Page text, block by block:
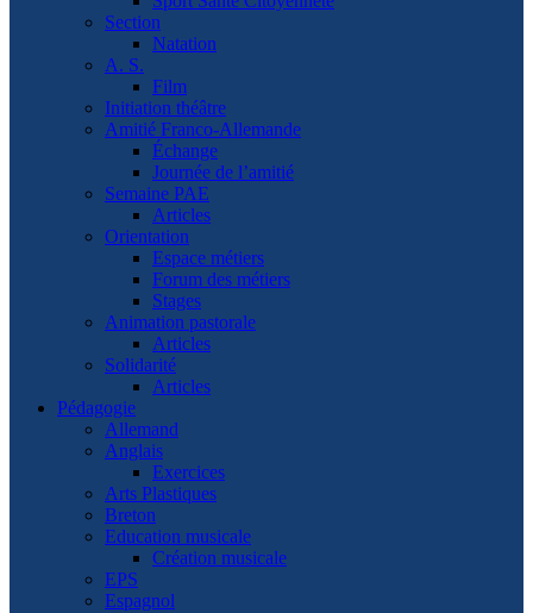
Section
Natation
A. S.
Film
Initiation théâtre
Amitié Franco-Allemande
Échange
Journée de l’amitié
Semaine PAE
Articles
Orientation
Espace métiers
Forum des métiers
Stages
Animation pastorale
Articles
Solidarité
Articles
Pédagogie
Allemand
Anglais
Exercices
Arts Plastiques
Breton
Education musicale
Création musicale
EPS
Espagnol